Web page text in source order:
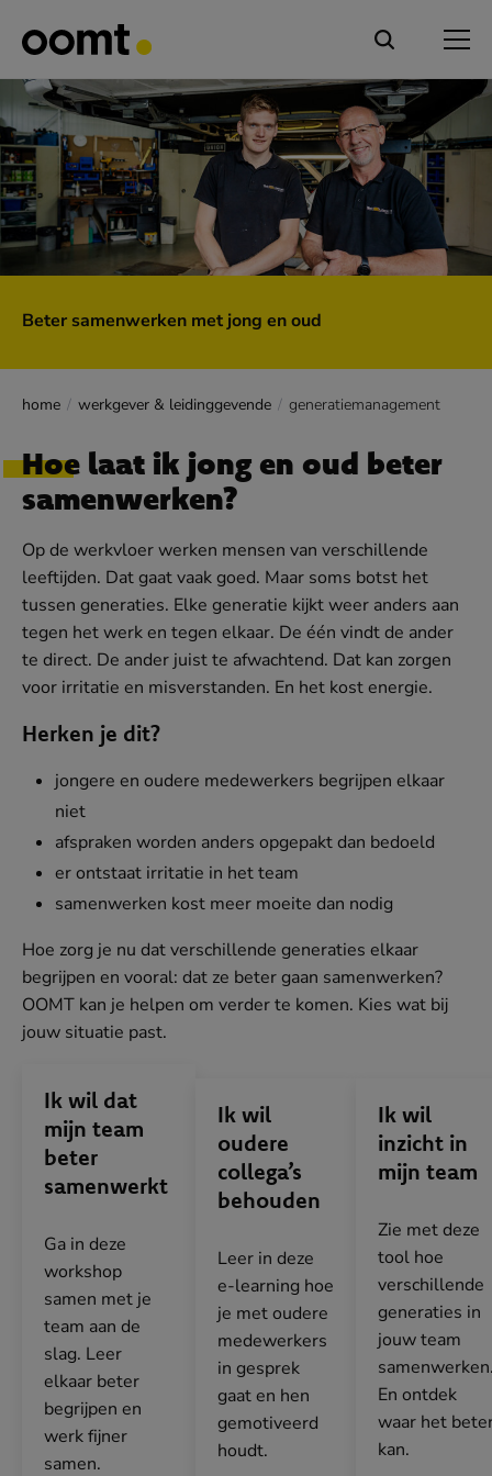
Beter samenwerken met jong en oud
home werkgever & leidinggevende generatiemanagement
Hoe laat ik jong en oud beter
samenwerken?
Op de werkvloer werken mensen van verschillende
leeftijden. Dat gaat vaak goed. Maar soms botst het
tussen generaties. Elke generatie kijkt weer anders aan
tegen het werk en tegen elkaar. De één vindt de ander
te direct. De ander juist te afwachtend. Dat kan zorgen
voor irritatie en misverstanden. En het kost energie.
Herken je dit?
jongere en oudere medewerkers begrijpen elkaar
niet
afspraken worden anders opgepakt dan bedoeld
er ontstaat irritatie in het team
samenwerken kost meer moeite dan nodig
Hoe zorg je nu dat verschillende generaties elkaar
begrijpen en vooral: dat ze beter gaan samenwerken?
OOMT kan je helpen om verder te komen. Kies wat bij
jouw situatie past.
Ik wil dat
mijn team
beter
samenwerkt
Ga in deze
workshop
samen met je
team aan de
slag. Leer
elkaar beter
begrijpen en
werk fijner
samen.
Ik wil
oudere
collega’s
behouden
Leer in deze
e-learning hoe
je met oudere
medewerkers
in gesprek
gaat en hen
gemotiveerd
houdt.
Ik wil
inzicht in
mijn team
Zie met deze
tool hoe
verschillende
generaties in
jouw team
En ontdek
waar het
kan.